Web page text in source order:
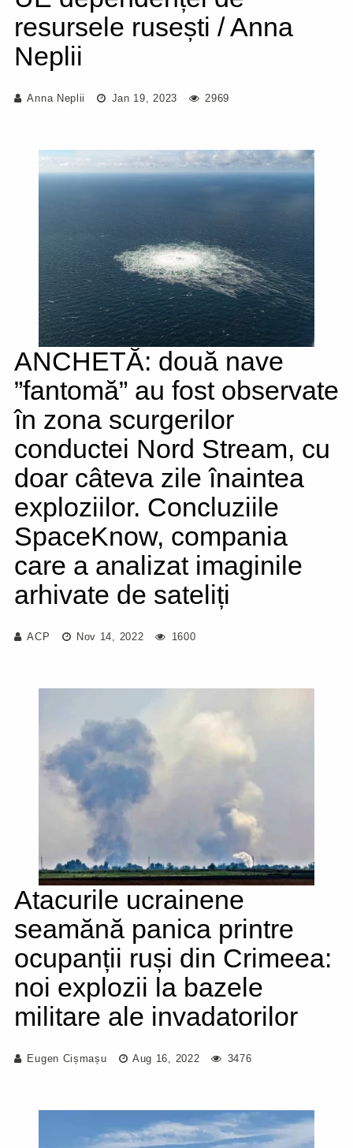
resursele rusești / Anna
Neplii
Anna Neplii Jan 19, 2023 2969
ANCHETĂ: două nave
”fantomă” au fost observate
în zona scurgerilor
conductei Nord Stream, cu
doar câteva zile înaintea
exploziilor. Concluziile
SpaceKnow, compania
care a analizat imaginile
arhivate de sateliți
ACP Nov 14, 2022 1600
Atacurile ucrainene
seamănă panica printre
ocupanții ruși din Crimeea:
noi explozii la bazele
militare ale invadatorilor
Eugen Cișmașu Aug 16, 2022 3476